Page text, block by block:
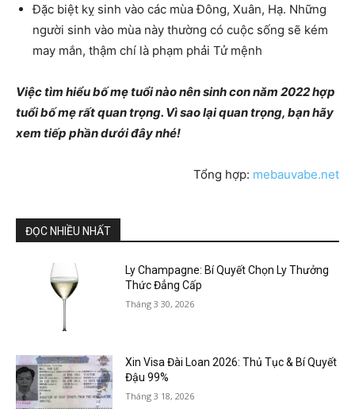
Đặc biệt kỵ sinh vào các mùa Đông, Xuân, Hạ. Những
người sinh vào mùa này thường có cuộc sống sẽ kém
may mắn, thậm chí là phạm phải Tử mệnh
Việc tìm hiểu bố mẹ tuổi nào nên sinh con năm 2022 hợp
tuổi bố mẹ rất quan trọng. Vì sao lại quan trọng, bạn hãy
xem tiếp phần dưới đây nhé!
Tổng hợp: mebauvabe.net
ĐỌC NHIỀU NHẤT
Ly Champagne: Bí Quyết Chọn Ly Thưởng
Thức Đẳng Cấp
Tháng 3 30, 2026
Xin Visa Đài Loan 2026: Thủ Tục & Bí Quyết
Đậu 99%
Tháng 3 18, 2026